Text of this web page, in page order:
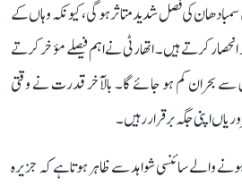
سمبا دھان کی فصل شدید متاثر ہوگی، کیونکہ وہاں کے
کرتے ہیں۔ اتھارٹی نے اہم فیصلے مؤخر کرتے
سے بحران کم ہو جائے گا۔ بالآخر قدرت نے وقتی
اپنی جگہ برقرار رہیں۔
والے سائنسی شواہد سے ظاہر ہوتا ہے کہ جزیرہ